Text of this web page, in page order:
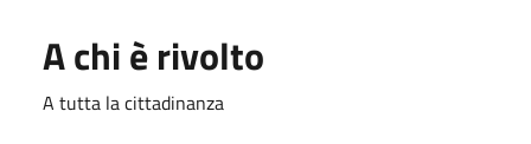
A chi è rivolto
A tutta la cittadinanza